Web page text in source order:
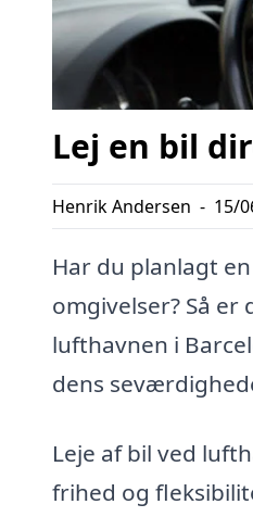
Lej en bil
Henrik Andersen - 15/
Har du planlagt
omgivelser? Så
lufthavnen i
dens
Leje af bil ved
frihed og